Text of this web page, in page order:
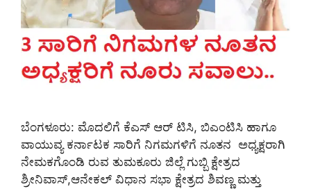
ಬೆಂಗಳೂರು: ಮೊದಲಿಗೆ ಕೆಎಸ್ ಆರ್ ಟಿಸಿ, ಬಿಎಂಟಿಸಿ ಹಾಗೂ
ವಾಯುವ್ಯ ಕರ್ನಾಟಕ ಸಾರಿಗೆ ನಿಗಮಗಳಿಗೆ ನೂತನ ಅಧ್ಯಕ್ಷರಾಗಿ
ನೇಮಕಗೊಂಡಿ ರುವ ತುಮಕೂರು ಜಿಲ್ಲೆ ಗುಬ್ಬಿ ಕ್ಷೇತ್ರದ
ಶ್ರೀನಿವಾಸ್,ಆನೇಕಲ್ ವಿಧಾನ ಸಭಾ ಕ್ಷೇತ್ರದ ಶಿವಣ್ಣ ಮತ್ತು